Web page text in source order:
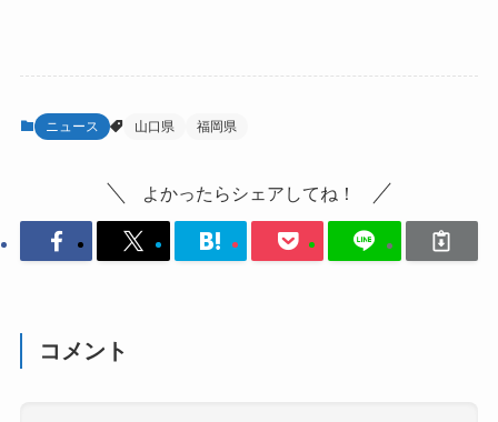
ニュース 山口県 福岡県
よかったらシェアしてね！
コメント